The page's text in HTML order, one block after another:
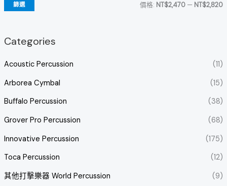
篩選 價格: NT$2,470 — NT$2,820
Categories
Acoustic Percussion
(11)
Arborea Cymbal
(15)
Buffalo Percussion
(38)
Grover Pro Percussion
(68)
Innovative Percussion
(175)
Toca Percussion
(12)
其他打擊樂器 World Percussion
(9)